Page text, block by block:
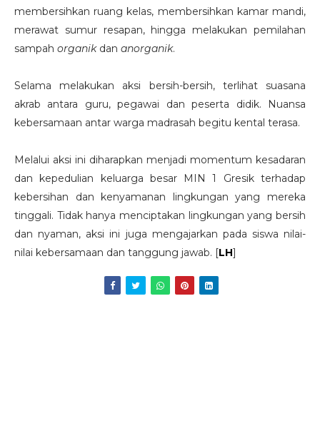
membersihkan ruang kelas, membersihkan kamar mandi,
merawat sumur resapan, hingga melakukan pemilahan
sampah organikdan anorganik.
Selama melakukan aksi bersih-bersih, terlihat suasana
akrab antara guru, pegawai dan peserta didik. Nuansa
kebersamaan antar warga madrasah begitu kental terasa.
Melalui aksi ini diharapkan menjadi momentum kesadaran
dan kepedulian keluarga besar MIN 1 Gresik terhadap
kebersihan dan kenyamanan lingkungan yang mereka
tinggali. Tidak hanya menciptakan lingkungan yang bersih
dan nyaman, aksi ini juga mengajarkan pada siswa nilai-
nilai kebersamaan dan tanggung jawab. [LH]